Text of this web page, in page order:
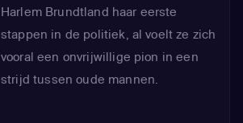
Harlem Brundtland haar eerste
stappen in de politiek, al voelt ze zich
vooral een onvrijwillige pion in een
strijd tussen oude mannen.